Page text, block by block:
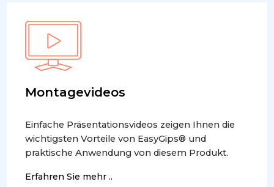
Montagevideos
Einfache Präsentationsvideos zeigen Ihnen die
wichtigsten Vorteile von EasyGips® und
praktische Anwendung von diesem Produkt.
Erfahren Sie mehr ..